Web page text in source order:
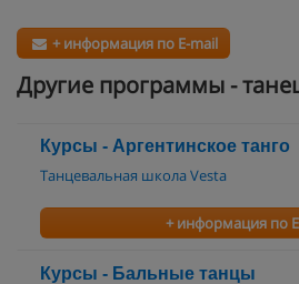
+ информация по E-mail
Другие программы -
Курсы - Аргентинское танго
Танцевальная школа Vesta
+ информация по
Курсы - Бальные танцы